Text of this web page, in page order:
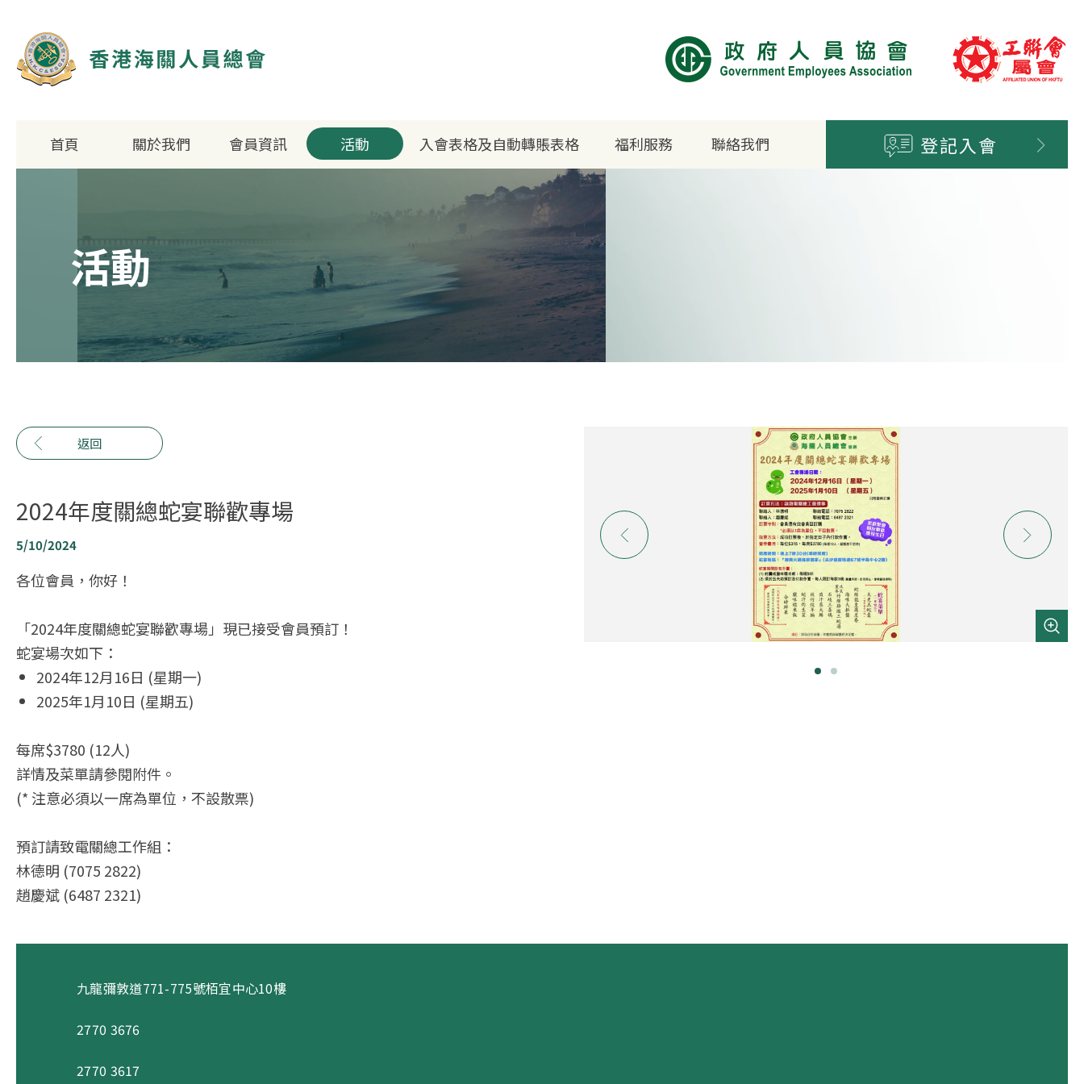
首頁
關於我們
會員資訊 活動 入會表格及自動轉賬表格 福利服務 聯絡我們 登記入會
活動
返回
2024年度關總蛇宴聯歡專場
5/10/2024
各位會員，你好！
「2024年度關總蛇宴聯歡專場」現已接受會員預訂！
蛇宴場次如下：
2024年12月16日 (星期一)
2025年1月10日 (星期五)
每席$3780 (12人)
詳情及菜單請參閱附件。
(* 注意必須以一席為單位，不設散票)
預訂請致電關總工作組：
林德明 (7075 2822)
趙慶斌 (6487 2321)
九龍彌敦道771-775號栢宜中心10樓
2770 3676
2770 3617